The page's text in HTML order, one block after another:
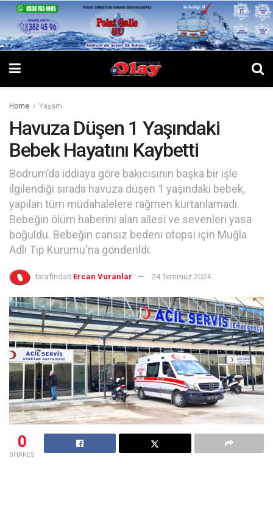
Home Yaşam
Havuza Düşen 1 Yaşındaki
Bebek Hayatını Kaybetti
Bodrum’da iddiaya göre bakıcısının başka bir işle
ilgilendiği sırada havuza düşen 1 yaşındaki bebek,
yapılan tüm müdahalelere rağmen kurtarılamadı.
Bebeğin ölüm haberini alan ailesi ve sevenleri yasa
boğuldu. Bebeğin cansız bedeni otopsi için Muğla
Adli Tıp Kurumu'na gönderildi.
tarafından Ercan Vuranlar 24 Temmuz 2024
0
SHARES